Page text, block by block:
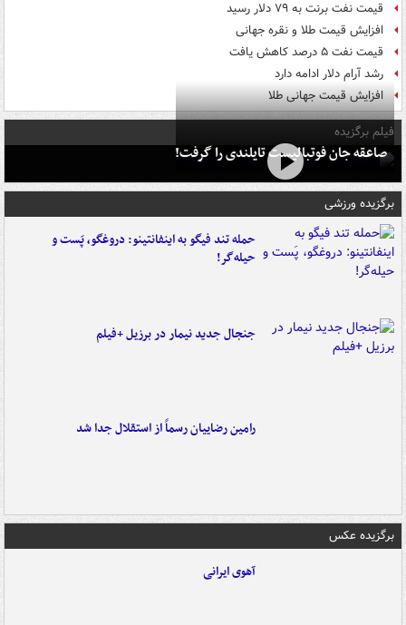
قیمت نفت برنت به ۷۹ دلار رسید
افزایش قیمت طلا و نقره جهانی
قیمت نفت ۵ درصد کاهش یافت
رشد آرام دلار ادامه دارد
افزایش قیمت جهانی طلا
فیلم برگزیده
صاعقه جان فوتبالیست تایلندی را گرفت!
برگزیده ورزشی
حمله تند فیگو به اینفانتینو: دروغگو، پَست‌ و
حیله‌گر!
جنجال جدید نیمار در برزیل +فیلم
رامین رضاییان رسماً از استقلال جدا شد
برگزیده عکس
آهوی ایرانی